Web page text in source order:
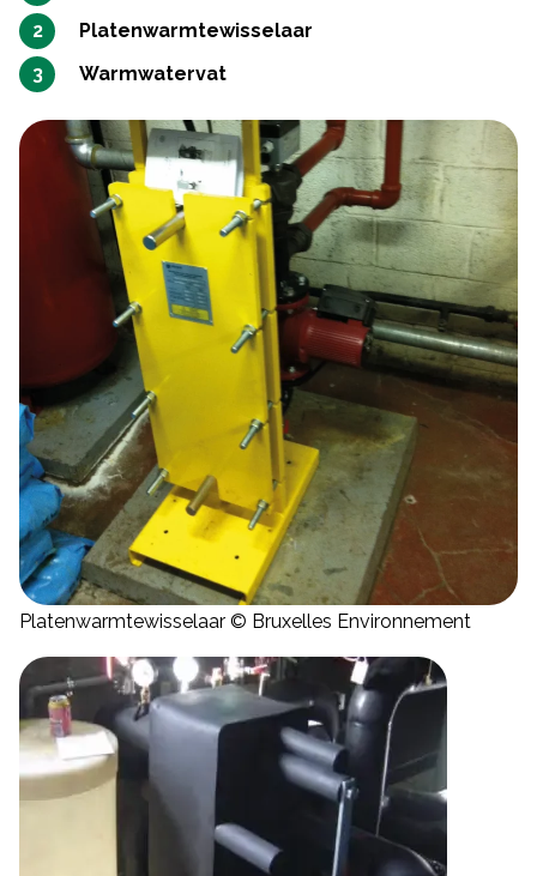
Platenwarmtewisselaar
Warmwatervat
Platenwarmtewisselaar © Bruxelles Environnement